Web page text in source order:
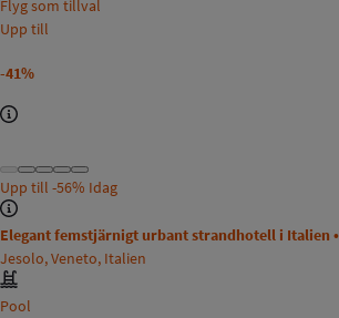
Flyg som tillval
Upp till
-41%
Upp till -56% Idag
Elegant femstjärnigt urbant strandhotell i Italien •
Jesolo, Veneto, Italien
Pool